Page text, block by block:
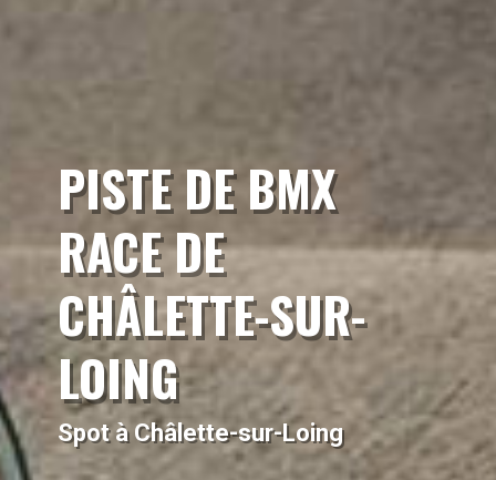
PISTE DE BMX
RACE DE
CHÂLETTE-SUR-
LOING
Spot à Châlette-sur-Loing